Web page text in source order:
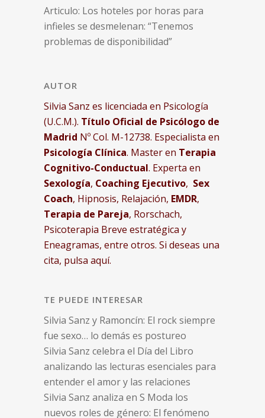
Articulo: Los hoteles por horas para
infieles se desmelenan: “Tenemos
problemas de disponibilidad”
AUTOR
Silvia Sanz es licenciada en Psicología
(U.C.M.). Título Oficial de Psicólogo de
Madrid Nº Col. M-12738. Especialista en
Psicología Clínica. Master en Terapia
Cognitivo-Conductual. Experta en
Sexología, Coaching Ejecutivo, Sex
Coach, Hipnosis, Relajación, EMDR,
Terapia de Pareja, Rorschach,
Psicoterapia Breve estratégica y
Eneagramas, entre otros. Si deseas una
cita, pulsa aquí.
TE PUEDE INTERESAR
Silvia Sanz y Ramoncín: El rock siempre
fue sexo… lo demás es postureo
Silvia Sanz celebra el Día del Libro
analizando las lecturas esenciales para
entender el amor y las relaciones
Silvia Sanz analiza en S Moda los
nuevos roles de género: El fenómeno